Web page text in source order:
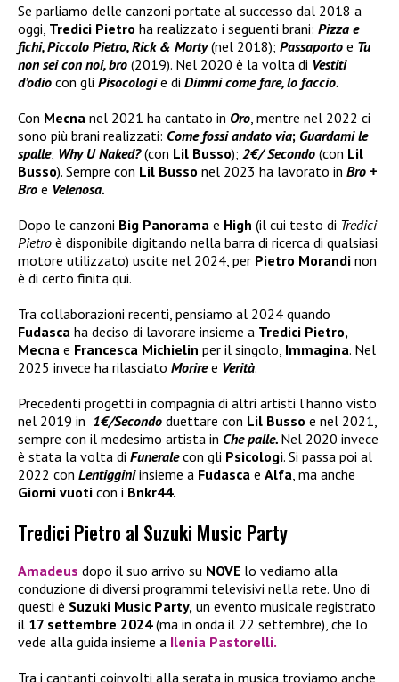
Se parliamo delle canzoni portate al successo dal 2018 a
oggi, Tredici Pietro ha realizzato i seguenti brani: Pizza e
fichi, Piccolo Pietro, Rick & Morty(nel 2018); Passaporto e Tu
non sei con noi, bro (2019). Nel 2020 è la volta di Vestiti
d’odio con gli Pisocologie di Dimmi come fare, lo faccio.
Con Mecna nel 2021 ha cantato in Oro , mentre nel 2022 ci
sono più brani realizzati: Come fossi andato via; Guardami le
spalle; Why U Naked?(con Lil Busso); 2€/ Secondo (con Lil
Busso). Sempre con Lil Busso nel 2023 ha lavorato in Bro +
Bro e Velenosa.
Dopo le canzoni Big Panorama e High (il cui testo di Tredici
Pietro è disponibile digitando nella barra di ricerca di qualsiasi
motore utilizzato) uscite nel 2024, per Pietro Morandi non
è di certo finita qui.
Tra collaborazioni recenti, pensiamo al 2024 quando
Fudasca ha deciso di lavorare insieme a Tredici Pietro,
Mecna e Francesca Michielin per il singolo, Immagina. Nel
2025 invece ha rilasciato Moriree Verità.
Precedenti progetti in compagnia di altri artisti l’hanno visto
nel 2019 in 1€/Secondo duettare con Lil Busso e nel 2021,
sempre con il medesimo artista in Che palle. Nel 2020 invece
è stata la volta di Funeralecon gli Psicologi. Si passa poi al
2022 con Lentigginiinsieme a Fudasca e Alfa , ma anche
Giorni vuoti con i Bnkr44.
Tredici Pietro al Suzuki Music Party
Amadeus dopo il suo arrivo su NOVE lo vediamo alla
conduzione di diversi programmi televisivi nella rete. Uno di
questi è Suzuki Music Party, un evento musicale registrato
il 17 settembre 2024(ma in onda il 22 settembre), che lo
vede alla guida insieme a Ilenia Pastorelli.
Tra i cantanti coinvolti alla serata in musica troviamo anche